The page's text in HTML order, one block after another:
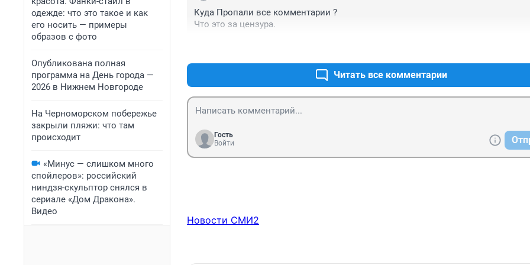
одежде: что это такое и как
его носить — примеры
образов с фото
Опубликована полная
программа на День города —
2026 в Нижнем Новгороде
На Черноморском побережье
закрыли пляжи: что там
происходит
«Минус — слишком много
спойлеров»: российский
ниндзя-скульптор снялся в
сериале «Дом Дракона».
Видео
Куда Пропали все комментарии ?
Что это за цензура.
Читать все комментарии
Гость
Войти
Новости СМИ2